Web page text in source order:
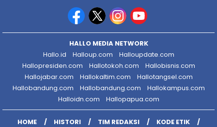
HALLO MEDIA NETWORK
Hallo.id
Halloup.com
Halloupdate.com
Hallopresiden.com
Hallotokoh.com
Hallobisnis.com
Hallojabar.com
Hallokaltim.com
Hallotangsel.com
Hallobandung.com
Hallobandung.com
Hallokampus.com
Halloidn.com
Hallopapua.com
HOME HISTORI TIM REDAKSI
KODE ETIK